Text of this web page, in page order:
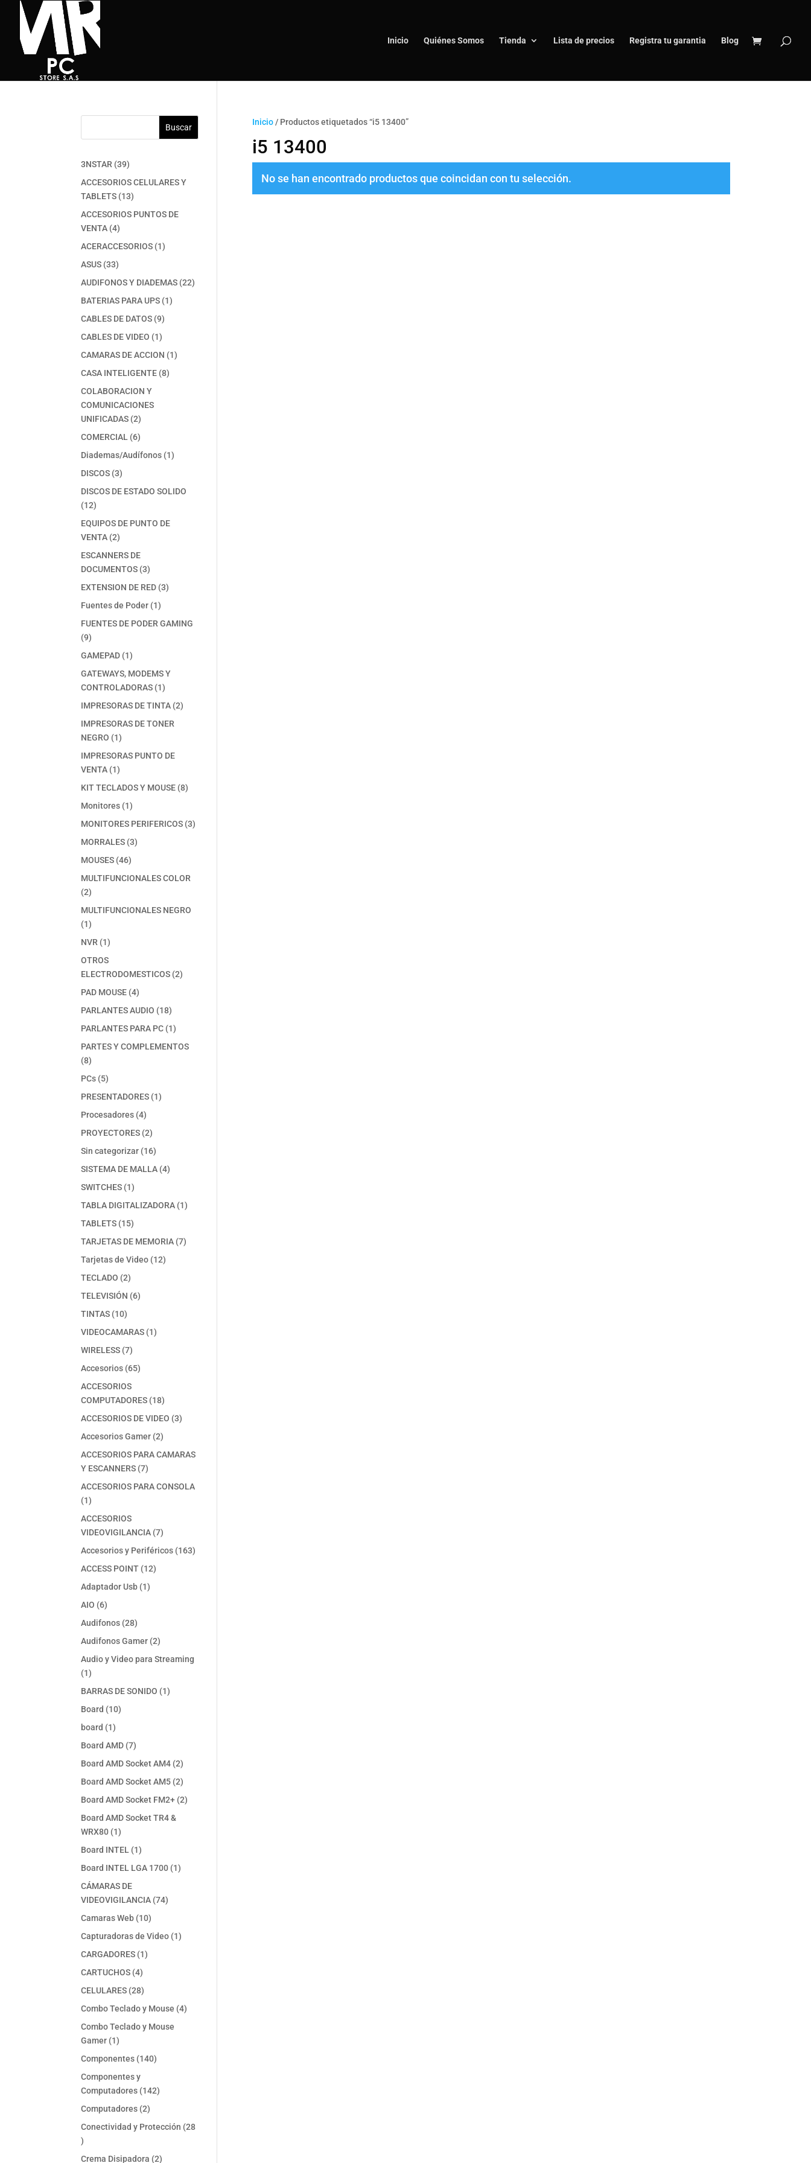
Inicio Quiénes Somos Tienda Lista de precios Registra tu garantia Blog
Inicio/ Productos etiquetados “i5 13400”
i5 13400
No se han encontrado productos que coincidan con tu selección.
Buscar
3NSTAR 3939
productos
ACCESORIOS CELULARES Y
TABLETS 1313
productos
ACCESORIOS PUNTOS DE
VENTA 44
productos
ACERACCESORIOS 11
ASUS 3333
productos
AUDIFONOS Y DIADEMAS 2222
BATERIAS PARA UPS 11
CABLES DE DATOS 99
CABLES DE VIDEO 11
producto
CAMARAS DE ACCION 11
CASA INTELIGENTE 88
COLABORACION Y
COMUNICACIONES
UNIFICADAS 22
productos
COMERCIAL 66
productos
Diademas/Audífonos 11
DISCOS 33
productos
DISCOS DE ESTADO SOLIDO
1212
productos
EQUIPOS DE PUNTO DE
VENTA 22
productos
ESCANNERS DE
DOCUMENTOS 33
productos
EXTENSION DE RED 33
Fuentes de Poder 11
producto
FUENTES DE PODER GAMING
99
productos
GAMEPAD 11
producto
GATEWAYS, MODEMS Y
CONTROLADORAS 11
producto
IMPRESORAS DE TINTA 22
IMPRESORAS DE TONER
NEGRO
11
producto
IMPRESORAS PUNTO DE
VENTA 11
producto
KIT TECLADOS Y MOUSE 88
Monitores 11
producto
MONITORES PERIFERICOS 33
MORRALES 33
MOUSES 4646
productos
MULTIFUNCIONALES COLOR
22
productos
MULTIFUNCIONALES NEGRO
11
producto
NVR 11
producto
OTROS
ELECTRODOMESTICOS 22
PAD MOUSE 44
productos
PARLANTES AUDIO 1818
productos
PARLANTES PARA PC 11
producto
PARTES Y COMPLEMENTOS
88
productos
PCs 55
productos
PRESENTADORES 11
Procesadores 44
productos
PROYECTORES 22
productos
Sin categorizar 1616
productos
SISTEMA DE MALLA 44
SWITCHES 11
producto
TABLA DIGITALIZADORA 11
TABLETS 1515
productos
TARJETAS DE MEMORIA 77
Tarjetas de Video 1212
TECLADO 22
productos
TELEVISIÓN 66
TINTAS 1010
productos
VIDEOCAMARAS 11
WIRELESS 77
productos
Accesorios 6565
ACCESORIOS
COMPUTADORES 1818
productos
ACCESORIOS DE VIDEO 33
Accesorios Gamer 22
productos
ACCESORIOS PARA CAMARAS
Y ESCANNERS 77
productos
ACCESORIOS PARA CONSOLA
11
producto
ACCESORIOS
VIDEOVIGILANCIA 77
productos
Accesorios y Periféricos 163163
ACCESS POINT 1212
Adaptador Usb 11
AIO 66
productos
Audifonos 2828
productos
Audifonos Gamer 22
productos
Audio y Video para Streaming
11
producto
BARRAS DE SONIDO 11
Board 1010
board 11
producto
Board AMD 77
productos
Board AMD Socket AM4 22
productos
Board AMD Socket AM5 22
productos
Board AMD Socket FM2+ 22
Board AMD Socket TR4 &
WRX80 11
producto
Board INTEL 11
producto
Board INTEL LGA 1700 11
CÁMARAS DE
VIDEOVIGILANCIA 7474
Camaras Web 1010
productos
Capturadoras de Video 11
CARGADORES 11
CARTUCHOS 44
productos
CELULARES 2828
productos
Combo Teclado y Mouse 44
Combo Teclado y Mouse
Gamer 11
producto
Componentes 140140
Componentes y
Computadores 142142
Computadores 22
productos
Conectividad y Protección 28
28
productos
Crema Disipadora 22